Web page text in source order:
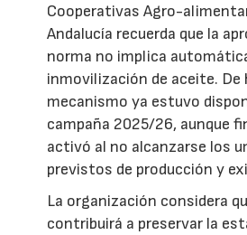
Cooperativas Agro-
Andalucía recuerda que la
norma no implica
inmovilización de aceite. De
mecanismo ya estuvo
campaña 2025/26, aunque
activó al no alcanzarse los
previstos de producción y
La organización considera
contribuirá a preservar la